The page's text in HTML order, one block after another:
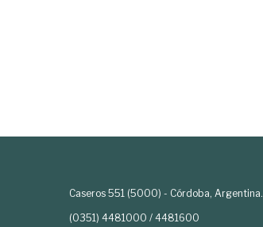
Caseros 551 (5000) - Córdoba, Argentina.
(0351) 4481000 / 4481600